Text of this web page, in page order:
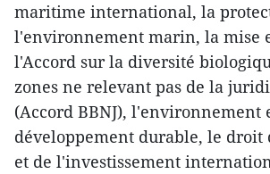
maritime international, la
l'environnement marin, la mise
l'Accord sur la diversité
zones ne relevant pas de la
(Accord BBNJ), l'environnement
développement durable, le droit
et de l'investissement